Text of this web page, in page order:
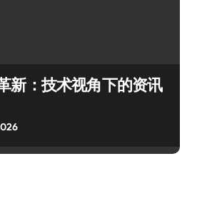
新：技术视角下的资讯